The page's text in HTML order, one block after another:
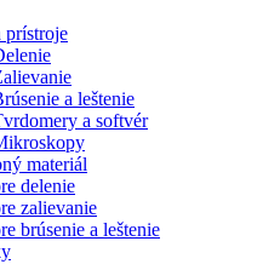
prístroje
a leštenie
a softvér
materiál
delenie
zalievanie
brúsenie a leštenie